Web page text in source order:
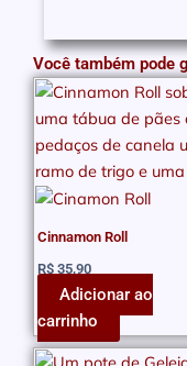
Você também pode
Cinnamon Roll
R$ 35,90
Adicionar ao
carrinho